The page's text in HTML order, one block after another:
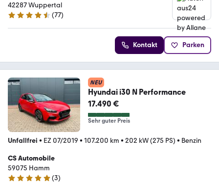
42287 Wuppertal
4.5 Sterne
(77)
Kontakt Parken
NEU
Hyundai i30 N Performance
17.490 €
Sehr guter Preis
Unfallfrei • EZ 07/2019 • 107.200 km • 202 kW (275 PS) • Benzin
CS Automobile
59075 Hamm
5 Sterne
(3)